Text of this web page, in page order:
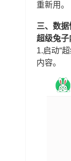
重新用。
三、数
超级兔子
1.启动“
内容。